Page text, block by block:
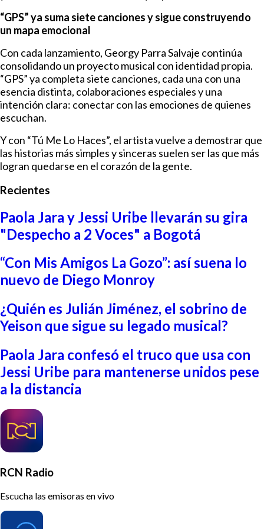
“GPS” ya suma siete canciones y sigue construyendo
un mapa emocional
Con cada lanzamiento, Georgy Parra Salvaje continúa
consolidando un proyecto musical con identidad propia.
“GPS” ya completa siete canciones, cada una con una
esencia distinta, colaboraciones especiales y una
intención clara: conectar con las emociones de quienes
escuchan.
Y con “Tú Me Lo Haces”, el artista vuelve a demostrar que
las historias más simples y sinceras suelen ser las que más
logran quedarse en el corazón de la gente.
Recientes
Paola Jara y Jessi Uribe llevarán su gira
"Despecho a 2 Voces" a Bogotá
“Con Mis Amigos La Gozo”: así suena lo
nuevo de Diego Monroy
¿Quién es Julián Jiménez, el sobrino de
Yeison que sigue su legado musical?
Paola Jara confesó el truco que usa con
Jessi Uribe para mantenerse unidos pese
a la distancia
RCN Radio
Escucha las emisoras en vivo